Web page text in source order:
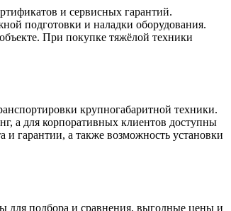
и сервисных гарантий.
подготовки и наладки оборудования.
При покупке тяжёлой техники
крупногабаритной техники.
а для корпоративных клиентов доступны
и гарантии, а также возможность установки
для подбора и сравнения, выгодные цены и